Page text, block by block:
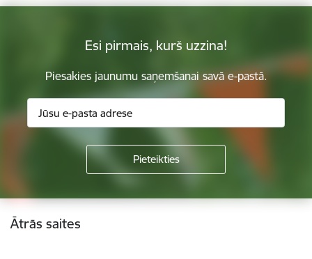
Esi pirmais, kurš uzzina!
Piesakies jaunumu saņemšanai savā e-pastā.
Kājene
Ātrās saites